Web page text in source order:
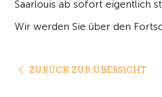
Saarlouis ab sofort eigentlich
Wir werden Sie über den
ZURÜCK ZUR ÜBERSICHT